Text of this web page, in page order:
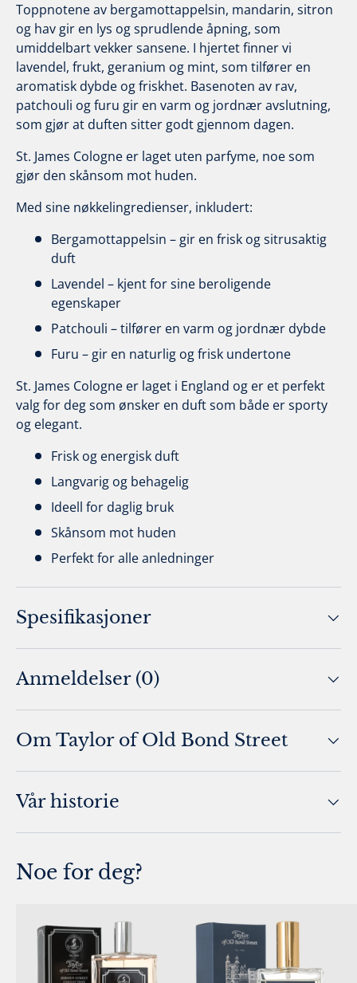
Toppnotene av bergamottappelsin, mandarin, sitron
og hav gir en lys og sprudlende åpning, som
umiddelbart vekker sansene. I hjertet finner vi
lavendel, frukt, geranium og mint, som tilfører en
aromatisk dybde og friskhet. Basenoten av rav,
patchouli og furu gir en varm og jordnær avslutning,
som gjør at duften sitter godt gjennom dagen.
St. James Cologne er laget uten parfyme, noe som
gjør den skånsom mot huden.
Med sine nøkkelingredienser, inkludert:
Bergamottappelsin – gir en frisk og sitrusaktig
duft
Lavendel – kjent for sine beroligende
egenskaper
Patchouli – tilfører en varm og jordnær dybde
Furu – gir en naturlig og frisk undertone
St. James Cologne er laget i England og er et perfekt
valg for deg som ønsker en duft som både er sporty
og elegant.
Frisk og energisk duft
Langvarig og behagelig
Ideell for daglig bruk
Skånsom mot huden
Perfekt for alle anledninger
Spesifikasjoner
Anmeldelser (0)
Om Taylor of Old Bond Street
Vår historie
Noe for deg?